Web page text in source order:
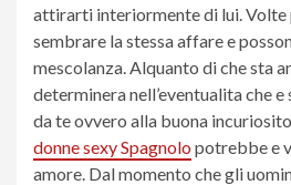
attirarti interiormente di lui. Volte
sembrare la stessa affare e
mescolanza. Alquanto di che sta
determinera nell’eventualita che
da te ovvero alla buona
donne sexy Spagnolo potrebbe e
amore. Dal momento che gli